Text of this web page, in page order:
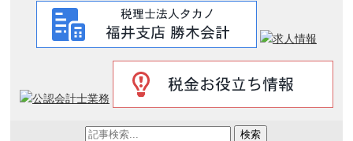
検索